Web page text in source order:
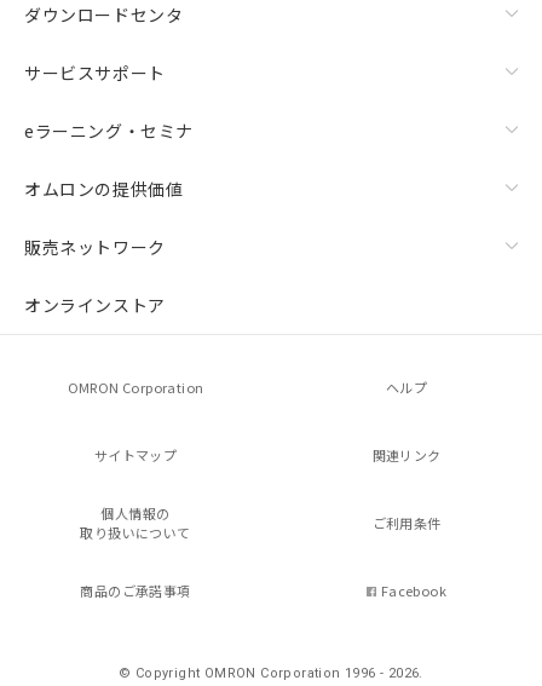
ダウンロードセンタ
サービスサポート
eラーニング・セミナ
オムロンの提供価値
販売ネットワーク
オンラインストア
OMRON Corporation ヘルプ
サイトマップ 関連リンク
個人情報の
取り扱いについて
ご利用条件
商品のご承諾事項 Facebook
© Copyright OMRON Corporation 1996 - 2026.